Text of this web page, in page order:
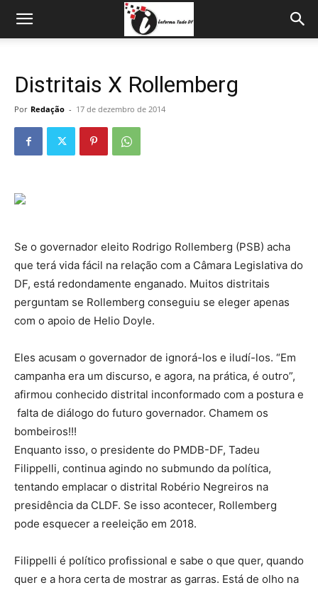
Distritais X Rollemberg
Por Redação - 17 de dezembro de 2014
Se o governador eleito Rodrigo Rollemberg (PSB) acha
que terá vida fácil na relação com a Câmara Legislativa do
DF, está redondamente enganado. Muitos distritais
perguntam se Rollemberg conseguiu se eleger apenas
com o apoio de Helio Doyle.
Eles acusam o governador de ignorá-los e iludí-los. “Em
campanha era um discurso, e agora, na prática, é outro”,
afirmou conhecido distrital inconformado com a postura e
falta de diálogo do futuro governador. Chamem os
bombeiros!!!
Enquanto isso, o presidente do PMDB-DF, Tadeu
Filippelli, continua agindo no submundo da política,
tentando emplacar o distrital Robério Negreiros na
presidência da CLDF. Se isso acontecer, Rollemberg
pode esquecer a reeleição em 2018.
Filippelli é político profissional e sabe o que quer, quando
quer e a hora certa de mostrar as garras. Está de olho na